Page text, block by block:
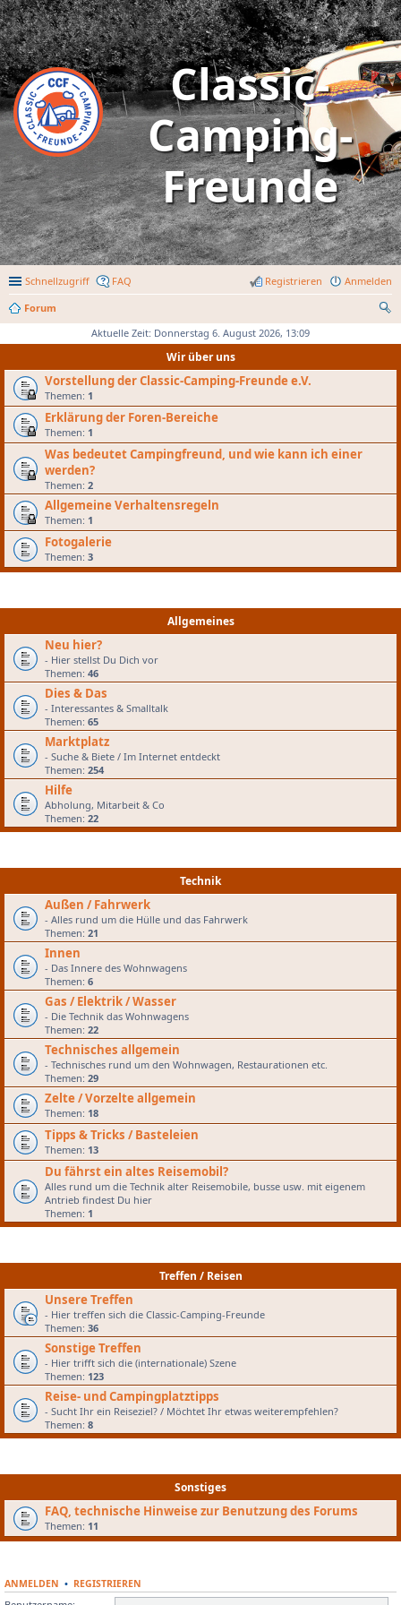
Classic-
Camping-
Freunde
Schnellzugriff FAQ Anmelden
Registrieren
Forum
Aktuelle Zeit: Donnerstag 6. August 2026, 13:09
Wir über uns
Vorstellung der Classic-Camping-Freunde e.V.
Themen: 1
Erklärung der Foren-Bereiche
Themen: 1
Was bedeutet Campingfreund, und wie kann ich einer
werden?
Themen: 2
Allgemeine Verhaltensregeln
Themen: 1
Fotogalerie
Themen: 3
Allgemeines
Neu hier?
- Hier stellst Du Dich vor
Themen: 46
Dies & Das
- Interessantes & Smalltalk
Themen: 65
Marktplatz
- Suche & Biete / Im Internet entdeckt
Themen: 254
Hilfe
Abholung, Mitarbeit & Co
Themen: 22
Technik
Außen / Fahrwerk
- Alles rund um die Hülle und das Fahrwerk
Themen: 21
Innen
- Das Innere des Wohnwagens
Themen: 6
Gas / Elektrik / Wasser
- Die Technik das Wohnwagens
Themen: 22
Technisches allgemein
- Technisches rund um den Wohnwagen, Restaurationen etc.
Themen: 29
Zelte / Vorzelte allgemein
Themen: 18
Tipps & Tricks / Basteleien
Themen: 13
Du fährst ein altes Reisemobil?
Alles rund um die Technik alter Reisemobile, busse usw. mit eigenem
Antrieb findest Du hier
Themen: 1
Treffen / Reisen
Unsere Treffen
- Hier treffen sich die Classic-Camping-Freunde
Themen: 36
Sonstige Treffen
- Hier trifft sich die (internationale) Szene
Themen: 123
Reise- und Campingplatztipps
- Sucht Ihr ein Reiseziel? / Möchtet Ihr etwas weiterempfehlen?
Themen: 8
Sonstiges
FAQ, technische Hinweise zur Benutzung des Forums
Themen: 11
ANMELDEN • REGISTRIEREN